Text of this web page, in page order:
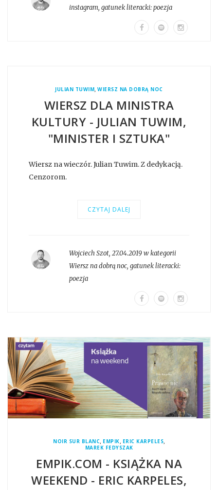
instagram, gatunek literacki:poezja
JULIAN TUWIM,WIERSZ NA DOBRĄ NOC
WIERSZ DLA MINISTRA
KULTURY - JULIAN TUWIM,
"MINISTER I SZTUKA"
Wiersz na wieczór. Julian Tuwim. Z dedykacją.
Cenzorom.
CZYTAJ DALEJ
Wojciech Szot, 27.04.2019 w kategorii
Wiersz na dobrą noc, gatunek literacki:
poezja
NOIR SUR BLANC, EMPIK, ERIC KARPELES,
MAREK FEDYSZAK
EMPIK.COM - KSIĄŻKA NA
WEEKEND - ERIC KARPELES,